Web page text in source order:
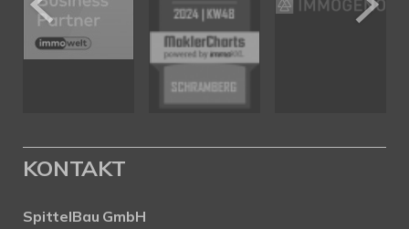
KONTAKT
SpittelBau GmbH